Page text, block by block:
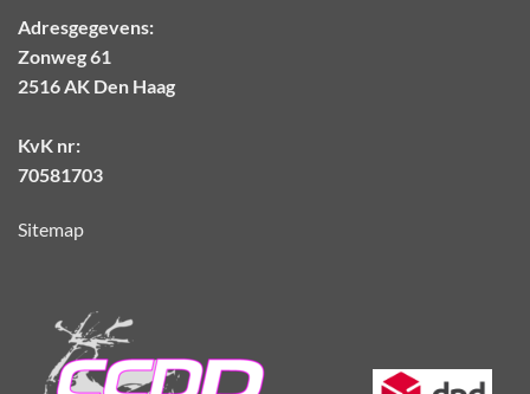
Adresgegevens:
Zonweg 61
2516 AK Den Haag
KvK nr:
70581703
Sitemap